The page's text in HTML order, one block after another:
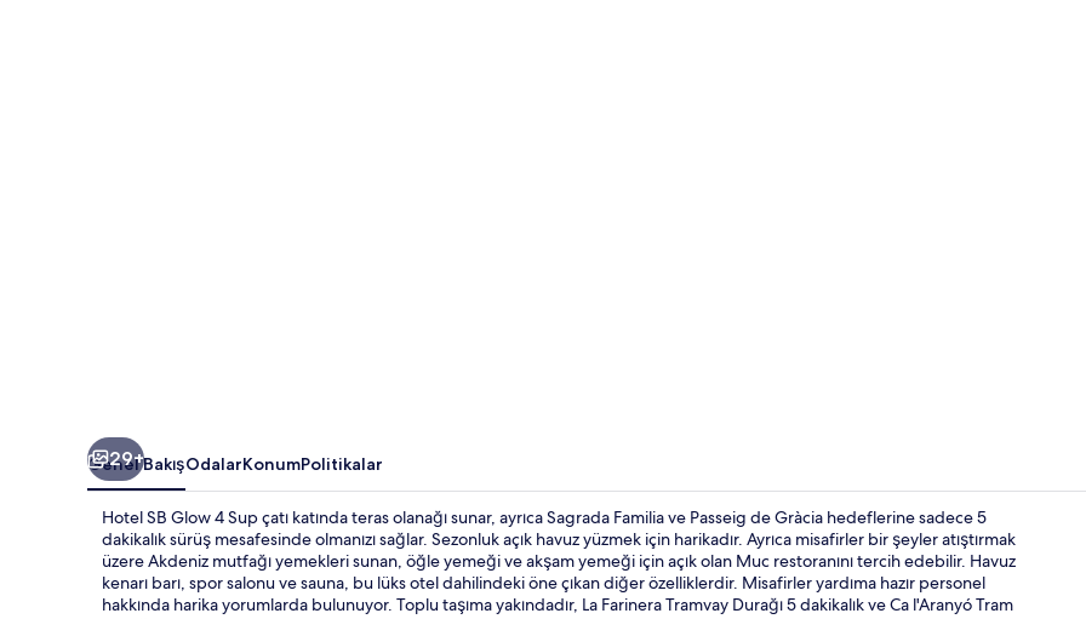
29+
Genel BakışOdalarKonumPolitikalar
Hotel SB Glow 4 Sup çatı katında teras olanağı sunar, ayrıca Sagrada Familia ve Passeig de Gràcia hedeflerine sadece 5
dakikalık sürüş mesafesinde olmanızı sağlar. Sezonluk açık havuz yüzmek için harikadır. Ayrıca misafirler bir şeyler atıştırmak
üzere Akdeniz mutfağı yemekleri sunan, öğle yemeği ve akşam yemeği için açık olan Muc restoranını tercih edebilir. Havuz
kenarı barı, spor salonu ve sauna, bu lüks otel dahilindeki öne çıkan diğer özelliklerdir. Misafirler yardıma hazır personel
hakkında harika yorumlarda bulunuyor. Toplu taşıma yakındadır, La Farinera Tramvay Durağı 5 dakikalık ve Ca l'Aranyó Tram